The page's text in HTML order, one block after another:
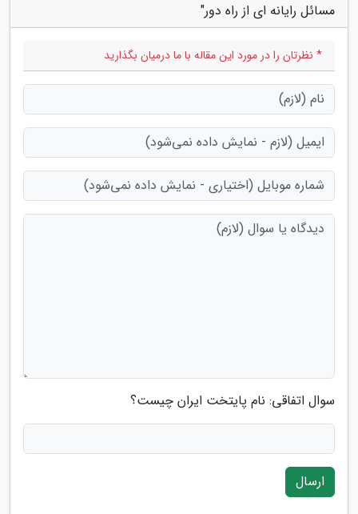
مسائل رایانه ای از راه دور"
* نظرتان را در مورد این مقاله با ما درمیان بگذارید
سوال اتفاقی: نام پایتخت ایران چیست؟
ارسال